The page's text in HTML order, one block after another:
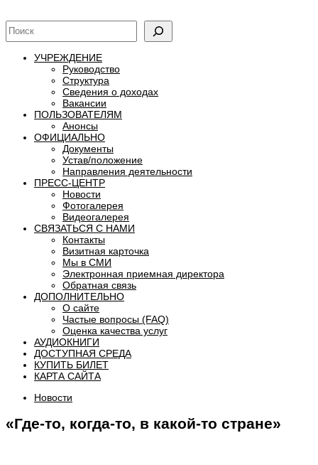
УЧРЕЖДЕНИЕ
Руководство
Структура
Сведения о доходах
Вакансии
ПОЛЬЗОВАТЕЛЯМ
Анонсы
ОФИЦИАЛЬНО
Документы
Устав/положение
Направления деятельности
ПРЕСС-ЦЕНТР
Новости
Фотогалерея
Видеогалерея
СВЯЗАТЬСЯ С НАМИ
Контакты
Визитная карточка
Мы в СМИ
Электронная приемная директора
Обратная связь
ДОПОЛНИТЕЛЬНО
О сайте
Частые вопросы (FAQ)
Оценка качества услуг
АУДИОКНИГИ
ДОСТУПНАЯ СРЕДА
КУПИТЬ БИЛЕТ
КАРТА САЙТА
Новости
«Где-то, когда-то, в какой-то стране»